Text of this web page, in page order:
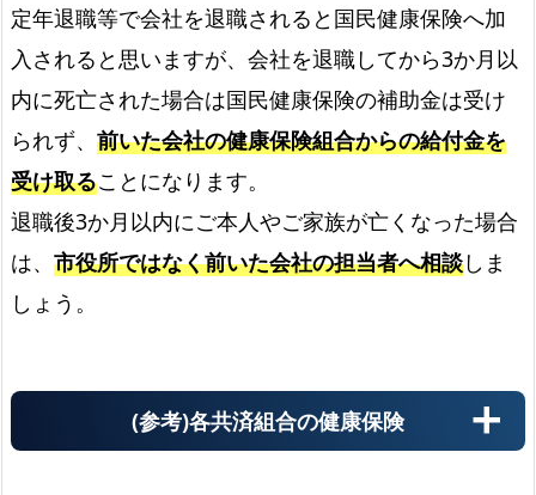
定年退職等で会社を退職されると国民健康保険へ加
入されると思いますが、会社を退職してから3か月以
内に死亡された場合は国民健康保険の補助金は受け
られず、 前いた会社の健康保険組合からの給付金を
受け取ることになります。
退職後3か月以内にご本人やご家族が亡くなった場合
は、 市役所ではなく前いた会社の担当者へ相談しま
しょう。
(参考)各共済組合の健康保険